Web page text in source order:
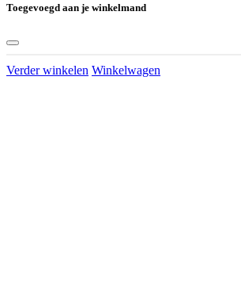
Toegevoegd aan je winkelmand
Verder winkelen Winkelwagen